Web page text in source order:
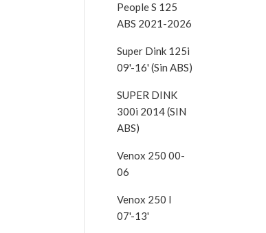
People S 125
ABS 2021-2026
Super Dink 125i
09'-16' (Sin ABS)
SUPER DINK
300i 2014 (SIN
ABS)
Venox 250 00-
06
Venox 250 I
07'-13'